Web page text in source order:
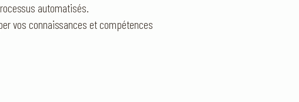
automatisés.
vos connaissances et compétences